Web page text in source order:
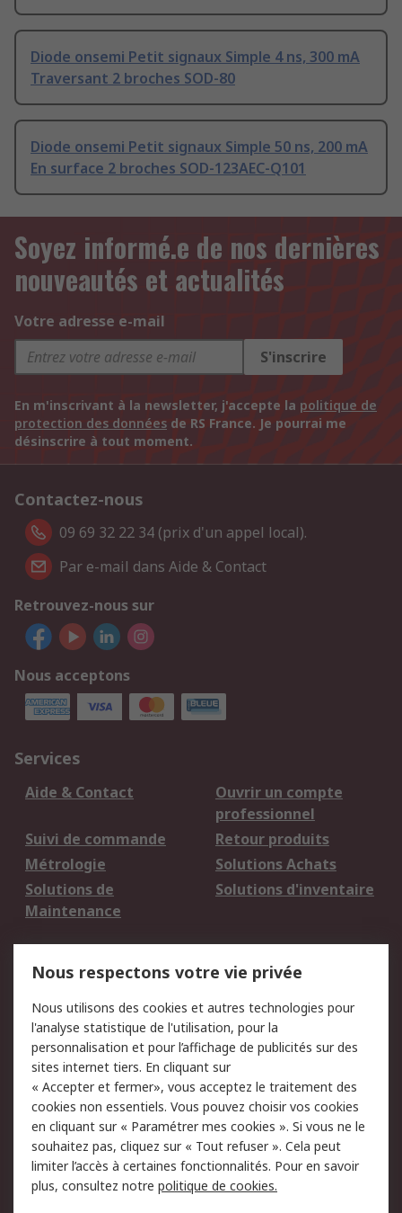
Diode onsemi Petit signaux Simple 4 ns, 300 mA
Traversant 2 broches SOD-80
Diode onsemi Petit signaux Simple 50 ns, 200 mA
En surface 2 broches SOD-123AEC-Q101
Soyez informé.e de nos dernières
nouveautés et actualités
Votre adresse e-mail
S'inscrire
En m'inscrivant à la newsletter, j'accepte la politique de
protection des données de RS France. Je pourrai me
désinscrire à tout moment.
Contactez-nous
09 69 32 22 34 (prix d'un appel local).
Par e-mail dans Aide & Contact
Retrouvez-nous sur
Nous acceptons
Services
Aide & Contact
Ouvrir un compte
professionnel
Suivi de commande
Retour produits
Métrologie
Solutions Achats
Solutions de
Maintenance
Solutions d'inventaire
du site
Politique de protection
des données - Mise à
jour
Sécurité des E-mails
Conditions générales
de vente
Politique anti-
corruption
Campagnes marketing
A propos de RS
Nous respectons votre vie privée
Nous utilisons des cookies et autres technologies pour
l'analyse statistique de l'utilisation, pour la
personnalisation et pour l’affichage de publicités sur des
sites internet tiers. En cliquant sur
« Accepter et fermer», vous acceptez le traitement des
cookies non essentiels. Vous pouvez choisir vos cookies
en cliquant sur « Paramétrer mes cookies ». Si vous ne le
souhaitez pas, cliquez sur « Tout refuser ». Cela peut
limiter l’accès à certaines fonctionnalités. Pour en savoir
plus, consultez notre politique de cookies.